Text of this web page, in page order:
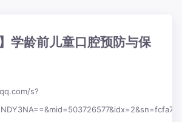
学龄前儿童口腔预防与保
s?